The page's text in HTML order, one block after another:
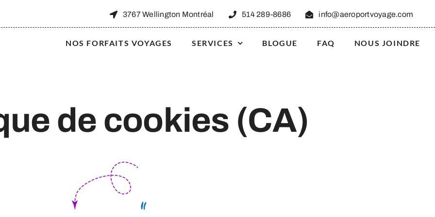
3767 Wellington Montréal 514 289-8686 info@aeroportvoyage.com
NOS FORFAITS VOYAGES SERVICES BLOGUE FAQ NOUS JOINDRE
de cookies (CA)